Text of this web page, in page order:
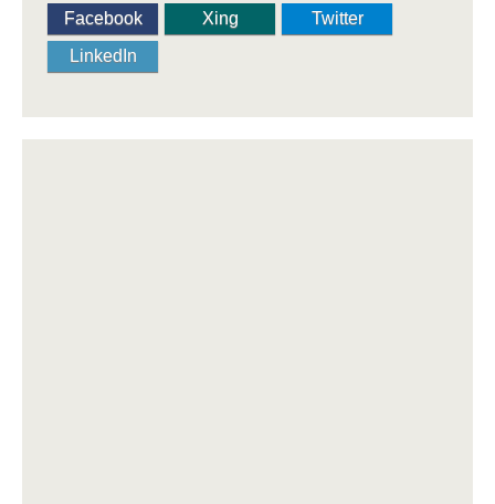
Facebook Xing
Twitter
LinkedIn